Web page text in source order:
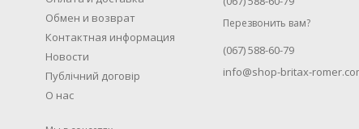
Обмен и возврат
Контактная информация
Новости
Публічний договір
О нас
Перезвонить вам?
(067) 588-60-79
info@shop-britax-